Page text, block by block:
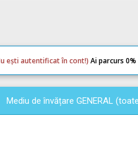
ești autentificat în cont!) Ai parcurs 0%
Mediu de învățare GENERAL